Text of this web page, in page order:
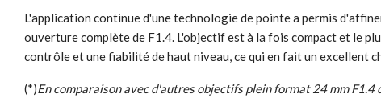
L'application continue d'une technologie de pointe a permis
ouverture complète de F1.4. L'objectif est à la fois compact et le
contrôle et une fiabilité de haut niveau, ce qui en fait un excellent
(*)En comparaison avec d'autres objectifs plein format 24 mm F1.4